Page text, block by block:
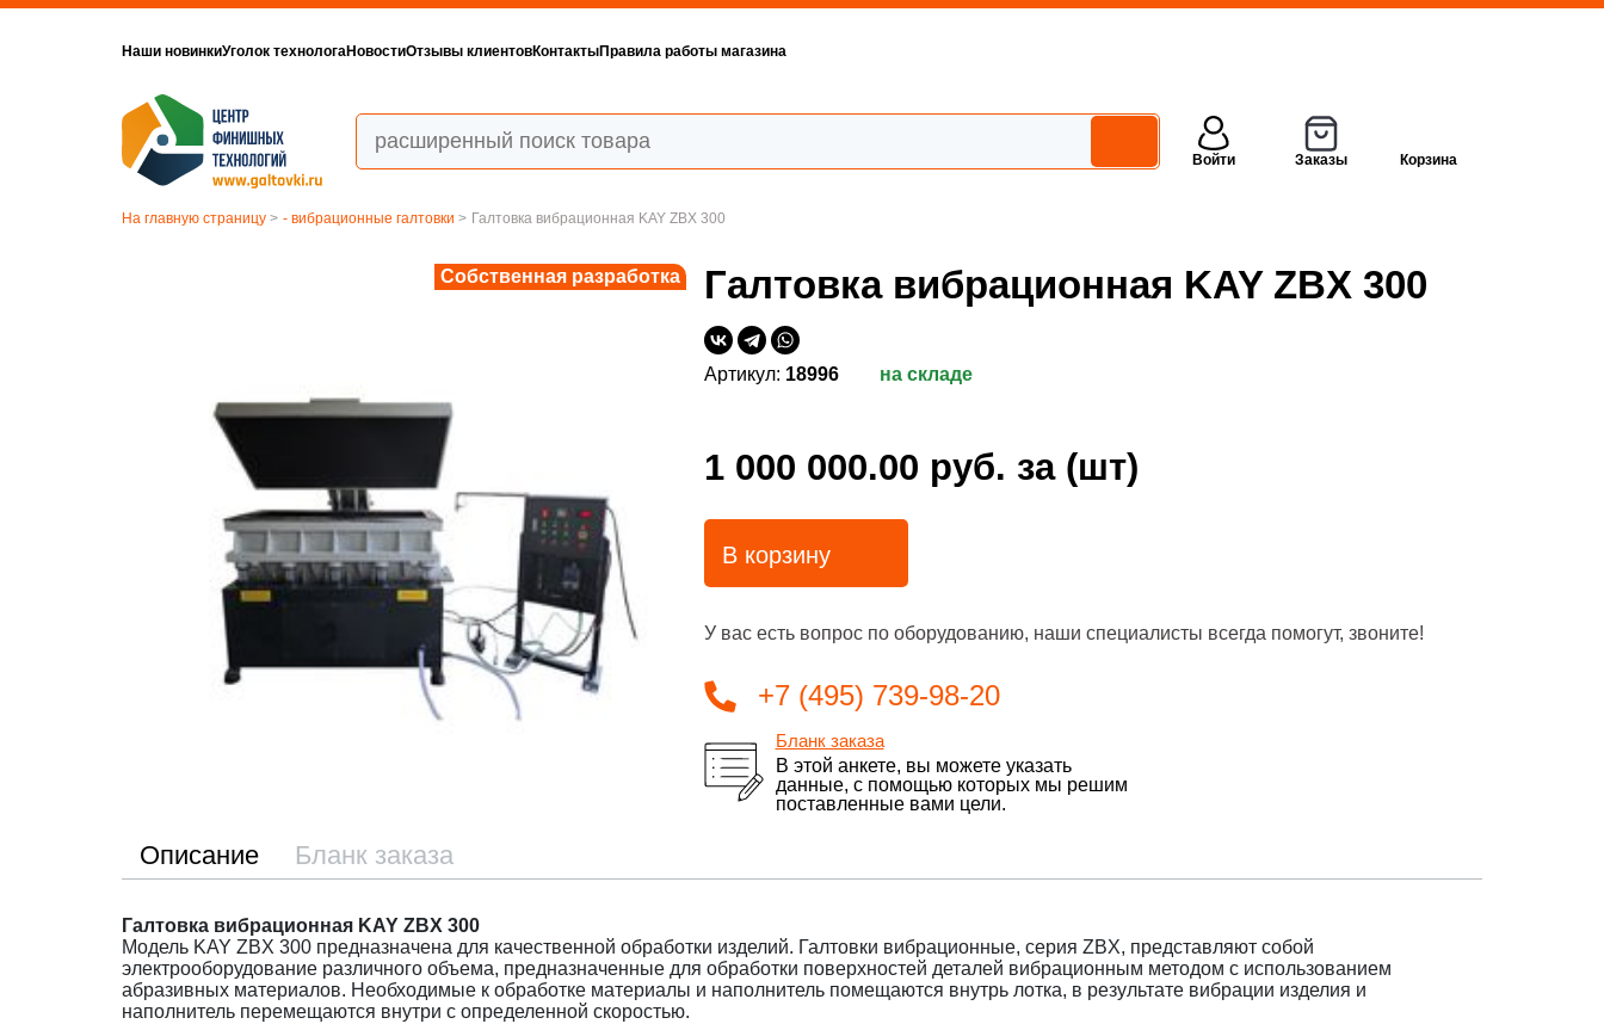
Наши новинкиУголок технологаНовостиОтзывы клиентовКонтактыПравила работы магазина
Войти Заказы Корзина
На главную страницу > - вибрационные галтовки > Галтовка вибрационная KAY ZBX 300
Собственная разработка Галтовка вибрационная KAY ZBX 300
Артикул: 18996 на складе
1 000 000.00 руб. за (шт)
В корзину
У вас есть вопрос по оборудованию, наши специалисты всегда помогут, звоните!
+7 (495) 739-98-20
Бланк заказа
В этой анкете, вы можете указать
данные, с помощью которых мы решим
поставленные вами цели.
Описание Бланк заказа
Галтовка вибрационная KAY ZBX 300
Модель KAY ZBX 300 предназначена для качественной обработки изделий. Галтовки вибрационные, серия ZBX, представляют собой
электрооборудование различного объема, предназначенные для обработки поверхностей деталей вибрационным методом с использованием
абразивных материалов. Необходимые к обработке материалы и наполнитель помещаются внутрь лотка, в результате вибрации изделия и
наполнитель перемещаются внутри с определенной скоростью.